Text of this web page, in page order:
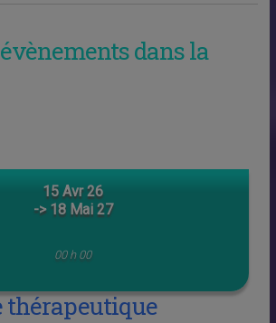
dans la
15 Avr 26
-> 18 Mai 27
00 h 00
thérapeutique